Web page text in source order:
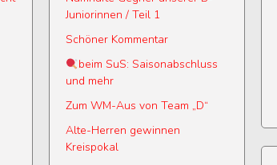
Juniorinnen / Teil 1
Schöner Kommentar
beim SuS: Saisonabschluss
und mehr
Zum WM-Aus von Team „D“
Alte-Herren gewinnen
Kreispokal